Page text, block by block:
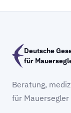
Deutsche
für
Beratung,
für Mauersegler